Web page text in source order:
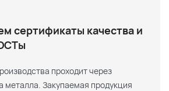
сертификаты качества и
проходит через
металла. Закупаемая продукция